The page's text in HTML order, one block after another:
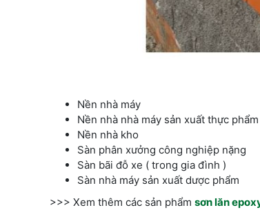
Nền nhà máy
Nền nhà nhà máy sản xuất thực phẩm
Nền nhà kho
Sàn phân xưởng công nghiệp nặng
Sàn bãi đỗ xe ( trong gia đình )
Sàn nhà máy sản xuất dược phẩm
>>> Xem thêm các sản phẩm sơn lăn